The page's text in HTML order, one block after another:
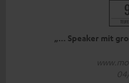
„… Speaker mit